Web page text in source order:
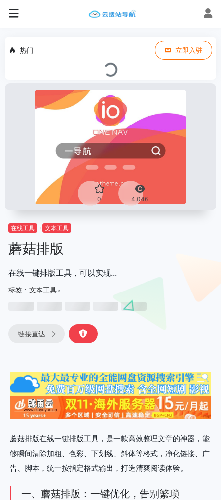
热门 立即入驻
0 4,046
在线工具 文本工具
蘑菇排版
在线一键排版工具，可以实现...
标签： 文本工具
链接直达
蘑菇排版在线一键排版工具，是一款高效整理文章的神器，能
够瞬间清除加粗、色彩、下划线、斜体等格式，净化链接、广
告、脚本，统一按指定格式输出，打造清爽阅读体验。
一、蘑菇排版：一键优化，告别繁琐